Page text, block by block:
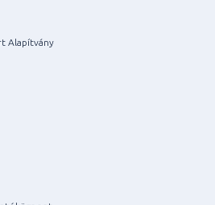
Alapítvány